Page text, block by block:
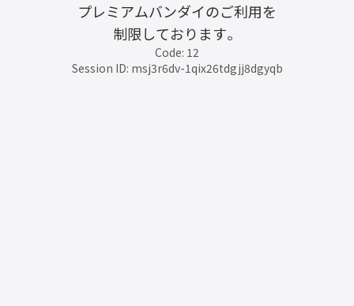
プレミアムバンダイのご利用を
制限しております。
Code: 12
Session ID: msj3r6dv-1qix26tdgjj8dgyqb